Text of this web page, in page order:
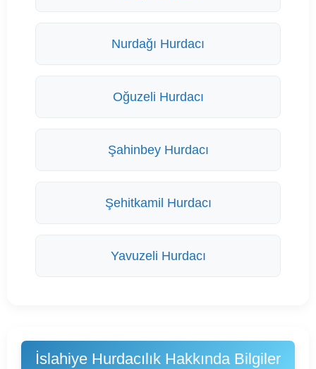
Nurdağı Hurdacı
Oğuzeli Hurdacı
Şahinbey Hurdacı
Şehitkamil Hurdacı
Yavuzeli Hurdacı
İslahiye Hurdacılık Hakkında Bilgiler